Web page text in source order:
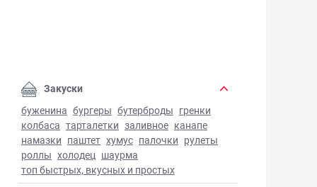
хлеб - фото готового блюда
Закуски
буженина бургеры бутерброды гренки
колбаса тарталетки заливное канапе
намазки паштет хумус палочки рулеты
роллы холодец шаурма
топ быстрых, вкусных и простых